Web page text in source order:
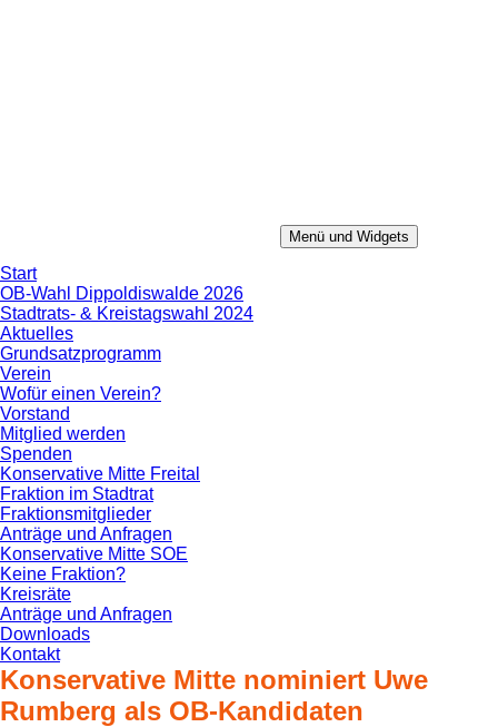
Konservative Mitte
Aus Erfahrung in die Zukunft.
Menü und Widgets
Start
OB-Wahl Dippoldiswalde 2026
Stadtrats- & Kreistagswahl 2024
Aktuelles
Grundsatzprogramm
Verein
Wofür einen Verein?
Vorstand
Mitglied werden
Spenden
Konservative Mitte Freital
Fraktion im Stadtrat
Fraktionsmitglieder
Anträge und Anfragen
Konservative Mitte SOE
Keine Fraktion?
Kreisräte
Anträge und Anfragen
Downloads
Kontakt
Konservative Mitte nominiert Uwe
Rumberg als OB-Kandidaten